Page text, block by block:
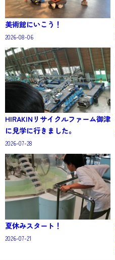
美術館にいこう！
2026-08-06
HIRAKINリサイクルファーム御津
に見学に行きました。
2026-07-28
夏休みスタート！
2026-07-21